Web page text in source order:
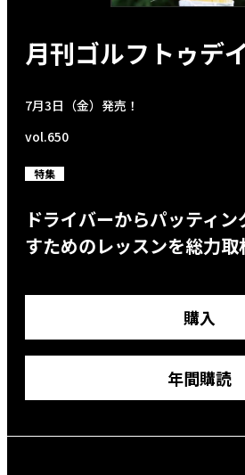
月刊ゴルフトゥデ
7月3日（金）発売！
vol.650
特集
ドライバーからパッティ
すためのレッスンを総力取
購入
年間購読